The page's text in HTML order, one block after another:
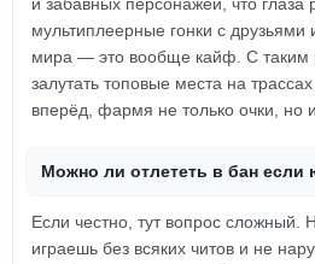
мультиплеерные гонки с друзьями
мира — это вообще кайф. С таким
залутать топовые места на
вперёд, фармя не только очки, но и
Можно ли отлететь в бан если
Если честно, тут вопрос сложный.
играешь без всяких читов и не